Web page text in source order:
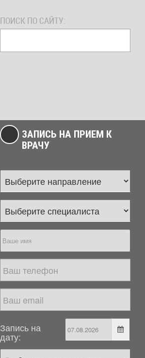
ПОИСК ПО САЙТУ:
ЗАПИСЬ НА ПРИЕМ К
ВРАЧУ
Запись на
дату: